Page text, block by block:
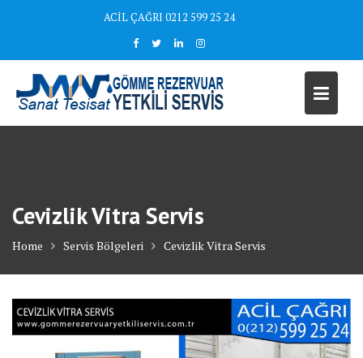
ACİL ÇAĞRI 0212 599 25 24
Cevizlik Vitra Servis
Home Servis Bölgeleri Cevizlik Vitra Servis